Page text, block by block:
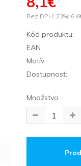
Bez DPH: 23%:
Kód produktu:
EAN
Motív
Dostupnosť:
Množstvo